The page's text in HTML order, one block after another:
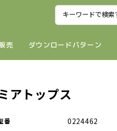
売 ダウンロードパターン
アトップス
番 0224462